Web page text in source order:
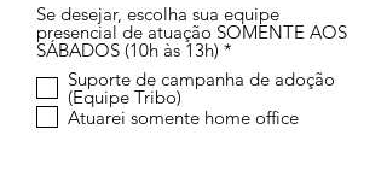
Se desejar, escolha sua equipe
presencial de atuação SOMENTE AOS
SÁBADOS (10h às 13h) *
r
g
Suporte de campanha de adoção
(Equipe Tribo)
Atuarei somente home office